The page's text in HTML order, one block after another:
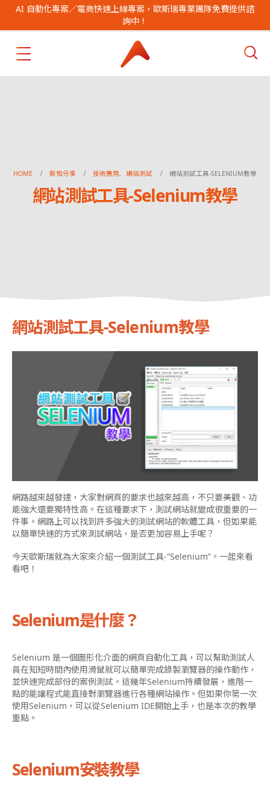
AI 自動化專案／電商快速上線專案，歐斯瑞專業團隊免費提供諮
詢中！
HOME 新知分享 技術應用, 網站測試 網站測試工具-SELENIUM教學
網站測試工具-Selenium教學
網站測試工具-Selenium教學
網路越來越發達，大家對網頁的要求也越來越高，不只要美觀、功
能強大還要獨特性高。在這種要求下，測試網站就變成很重要的一
件事。網路上可以找到許多強大的測試網站的軟體工具，但如果能
以簡單快速的方式來測試網站，是否更加容易上手呢？
今天歐斯瑞就為大家來介紹一個測試工具-”Selenium”。一起來看
看吧！
Selenium是什麼？
Selenium 是一個圖形化介面的網頁自動化工具，可以幫助測試人
員在知短時間內使用滑鼠就可以簡單完成錄製瀏覽器的操作動作，
並快速完成部份的案例測試。這幾年Selenium持續發展，進階一
點的能讓程式能直接對瀏覽器進行各種網站操作。但如果你第一次
使用Selenium，可以從Selenium IDE開始上手，也是本次的教學
重點。
Selenium安裝教學